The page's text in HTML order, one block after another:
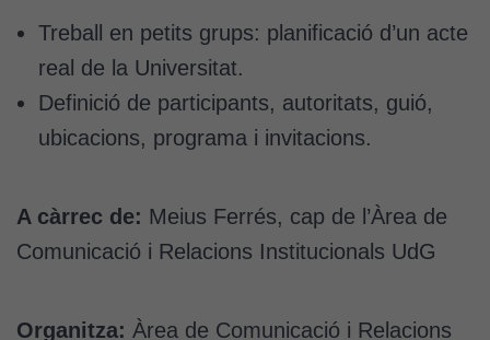
Treball en petits grups: planificació d’un acte
real de la Universitat.
Definició de participants, autoritats, guió,
ubicacions, programa i invitacions.
A càrrec de: Meius Ferrés, cap de l’Àrea de
Comunicació i Relacions Institucionals UdG
Organitza: Àrea de Comunicació i Relacions